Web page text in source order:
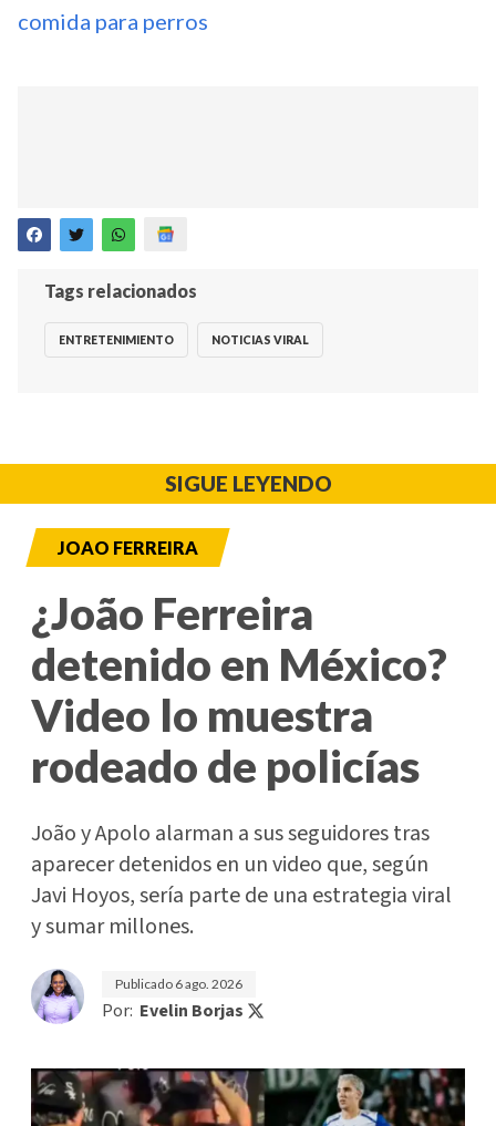
comida para perros
Tags relacionados
ENTRETENIMIENTO NOTICIAS VIRAL
SIGUE LEYENDO
JOAO FERREIRA
¿João Ferreira
detenido en México?
Video lo muestra
rodeado de policías
João y Apolo alarman a sus seguidores tras
aparecer detenidos en un video que, según
Javi Hoyos, sería parte de una estrategia viral
y sumar millones.
Publicado 6 ago. 2026
Por: Evelin Borjas